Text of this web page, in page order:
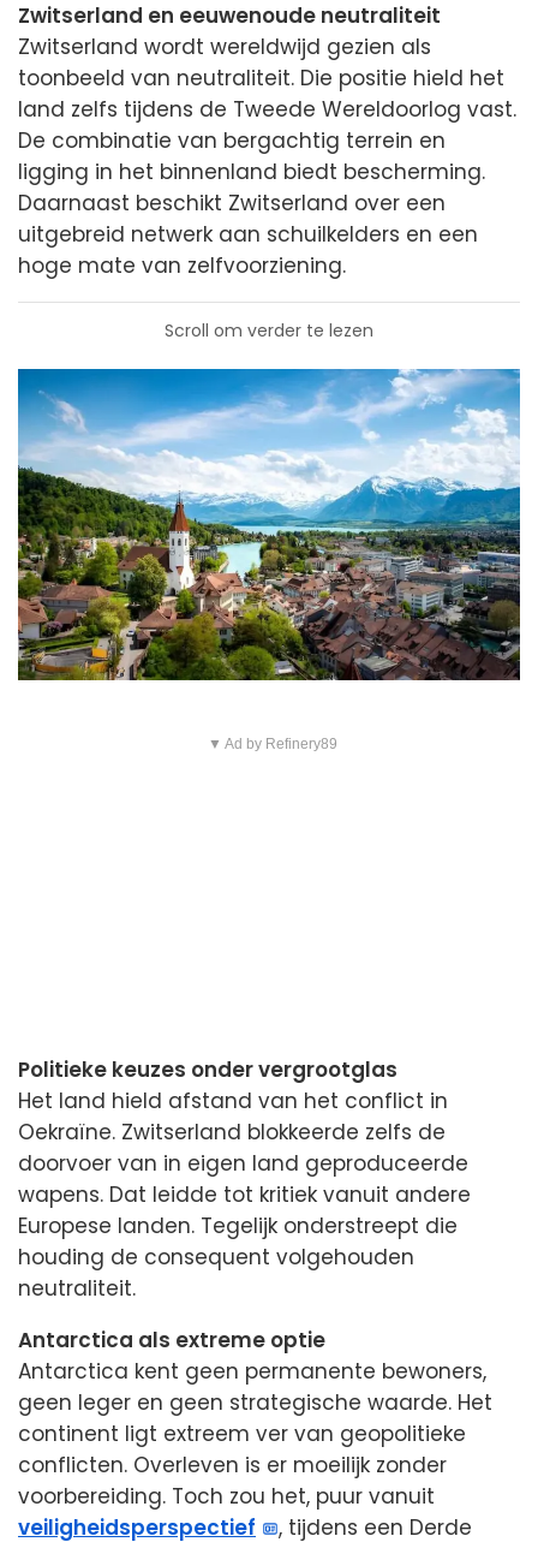
Zwitserland en eeuwenoude neutraliteit
Zwitserland wordt wereldwijd gezien als
toonbeeld van neutraliteit. Die positie hield het
land zelfs tijdens de Tweede Wereldoorlog vast.
De combinatie van bergachtig terrein en
ligging in het binnenland biedt bescherming.
Daarnaast beschikt Zwitserland over een
uitgebreid netwerk aan schuilkelders en een
hoge mate van zelfvoorziening.
Scroll om verder te lezen
▼ Ad by Refinery89
Politieke keuzes onder vergrootglas
Het land hield afstand van het conflict in
Oekraïne. Zwitserland blokkeerde zelfs de
doorvoer van in eigen land geproduceerde
wapens. Dat leidde tot kritiek vanuit andere
Europese landen. Tegelijk onderstreept die
houding de consequent volgehouden
neutraliteit.
Antarctica als extreme optie
Antarctica kent geen permanente bewoners,
geen leger en geen strategische waarde. Het
continent ligt extreem ver van geopolitieke
conflicten. Overleven is er moeilijk zonder
voorbereiding. Toch zou het, puur vanuit
veiligheidsperspectief
, tijdens een Derde